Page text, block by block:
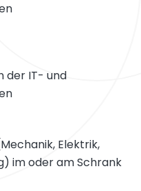
der IT- und
Elektrik,
im oder am Schrank